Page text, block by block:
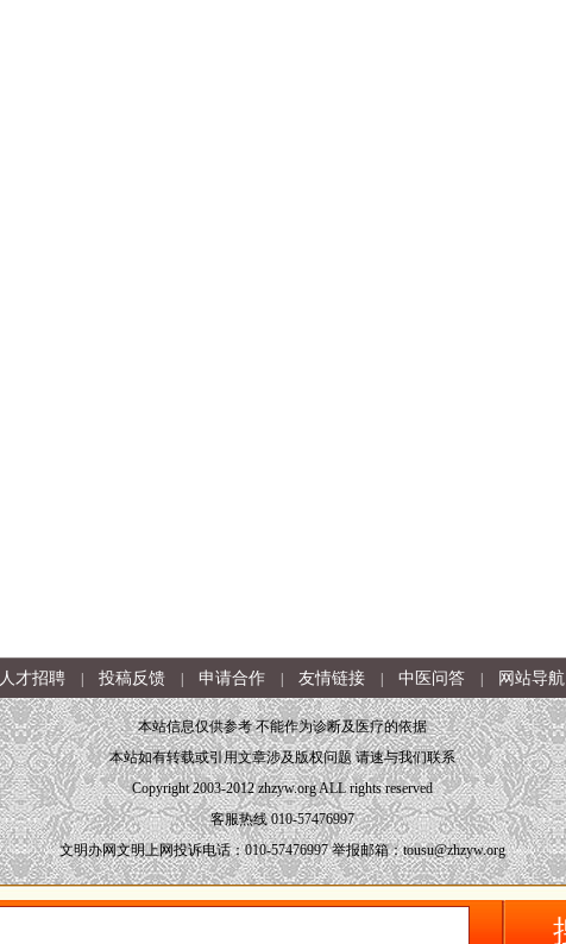
人才招聘 投稿反馈 申请合作 友情链接 中医问答 网站导航
本站信息仅供参考 不能作为诊断及医疗的依据
本站如有转载或引用文章涉及版权问题 请速与我们联系
Copyright 2003-2012 zhzyw.org ALL rights reserved
客服热线 010-57476997
文明办网文明上网投诉电话：010-57476997 举报邮箱：tousu@zhzyw.org